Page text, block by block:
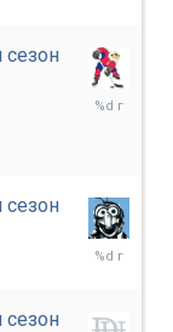
сезон
8
сезон
7
сезон